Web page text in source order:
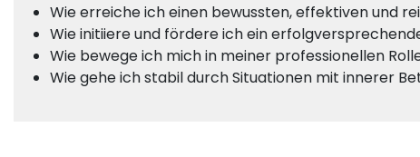
Wie erreiche ich einen bewussten, effektiven und
Wie initiiere und fördere ich ein
Wie bewege ich mich in meiner professionellen
Wie gehe ich stabil durch Situationen mit innerer